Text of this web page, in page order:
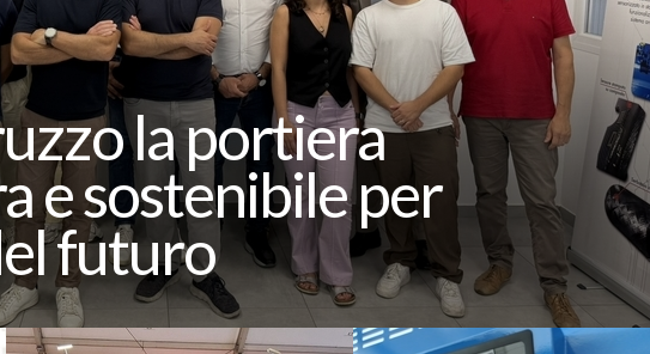
la portiera
e sostenibile per
futuro